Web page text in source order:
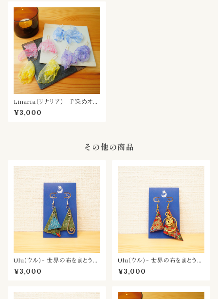
Linaria（リナリア）- 手染めオー
ガンジーの耳飾り
¥3,000
その他の商品
Ulu（ウル）- 世界の布をまとう耳
飾り／みどり
¥3,000
Ulu（ウル）- 世界の布をまとう耳
飾り／こがね
¥3,000